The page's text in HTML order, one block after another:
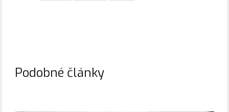
Podobné články